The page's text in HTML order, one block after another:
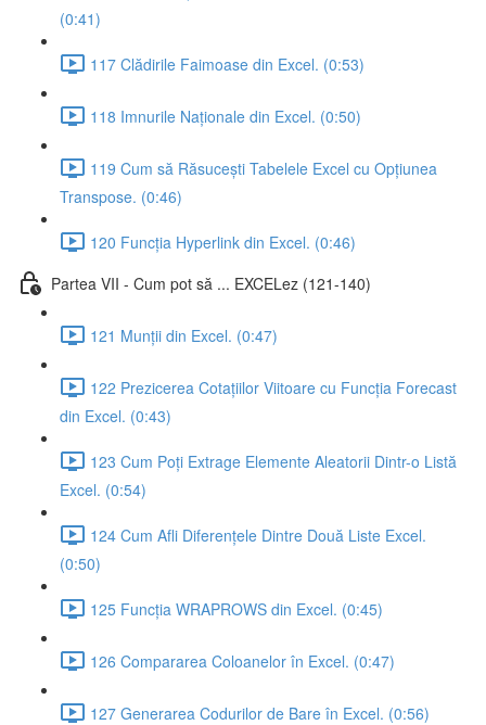
(0:41)
117 Clădirile Faimoase din Excel. (0:53)
118 Imnurile Naționale din Excel. (0:50)
119 Cum să Răsucești Tabelele Excel cu Opțiunea
Transpose. (0:46)
120 Funcția Hyperlink din Excel. (0:46)
Partea VII - Cum pot să ... EXCELez (121-140)
121 Munții din Excel. (0:47)
122 Prezicerea Cotațiilor Viitoare cu Funcția Forecast
din Excel. (0:43)
123 Cum Poți Extrage Elemente Aleatorii Dintr-o Listă
Excel. (0:54)
124 Cum Afli Diferențele Dintre Două Liste Excel.
(0:50)
125 Funcția WRAPROWS din Excel. (0:45)
126 Compararea Coloanelor în Excel. (0:47)
127 Generarea Codurilor de Bare în Excel. (0:56)